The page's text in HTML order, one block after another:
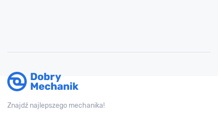
Znajdź najlepszego mechanika!